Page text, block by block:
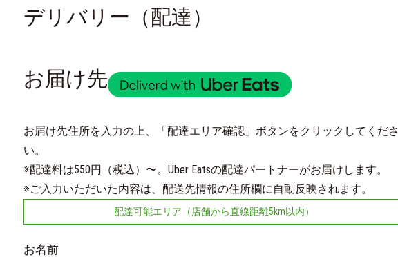
デリバリー（配達）
お届け先
お届け先住所を入力の上、「配達エリア確認」ボタンをクリックしてくださ
い。
※配達料は550円（税込）〜。Uber Eatsの配達パートナーがお届けします。
※ご入力いただいた内容は、配送先情報の住所欄に自動反映されます。
配達可能エリア（店舗から直線距離5km以内）
お名前